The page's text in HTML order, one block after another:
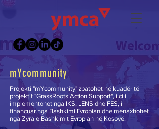
mYcommunity
Projekti "mYcommunity" zbatohet në kuadër të
projektit "GrassRoots Action Support", i cili
implementohet nga IKS, LENS dhe FES, i
financuar nga Bashkimi Evropian dhe menaxhohet
nga Zyra e Bashkimit Evropian në Kosovë.